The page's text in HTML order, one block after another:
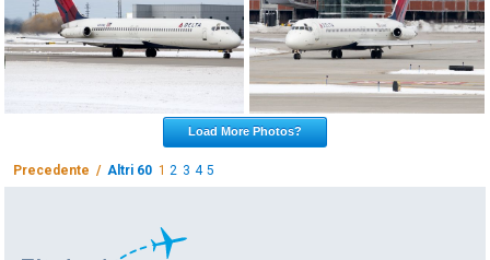
Load More Photos?
Precedente /Altri 60 12 3 4 5